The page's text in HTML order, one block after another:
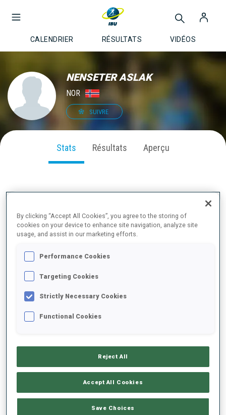
CALENDRIER RÉSULTATS VIDÉOS
NENSETER ASLAK
NOR
SUIVRE
Stats Résultats Aperçu
2025/2026
MOYENNE DE PERFORMANCE
TIR COUCHÉ
Données non disponibles
By clicking “Accept All Cookies”, you agree to the storing of
cookies on your device to enhance site navigation, analyze site
usage, and assist in our marketing efforts.
Performance Cookies
Targeting Cookies
Strictly Necessary Cookies
Functional Cookies
Reject All
Accept All Cookies
Save Choices